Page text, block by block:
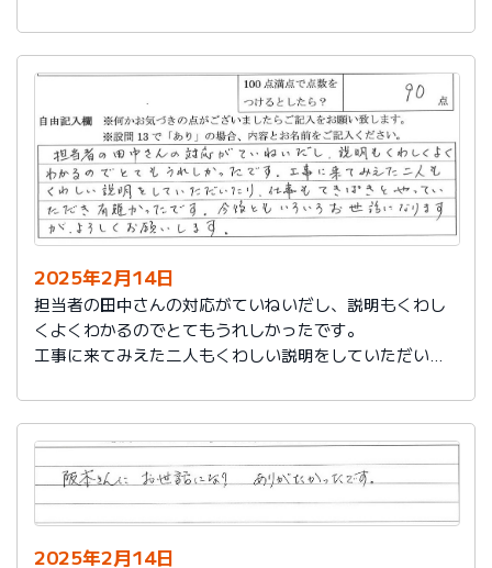
又、市との対応が耳の悪い私に代わって聞いてくれ助か
りました。
説明もその後しっかりしてもらい感謝しています。
2025年2月14日
担当者の田中さんの対応がていねいだし、説明もくわし
くよくわかるのでとてもうれしかったです。
工事に来てみえた二人もくわしい説明をしていただいた
今後ともいろいろお世話になりますが、よろしくお願い
します。
2025年2月14日